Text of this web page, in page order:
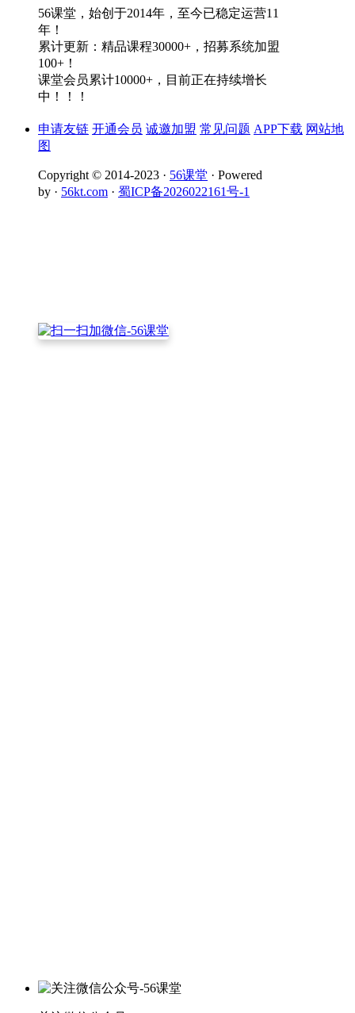
56课堂，始创于2014年，至今已稳定运营11
年！
累计更新：精品课程30000+，招募系统加盟
100+！
课堂会员累计10000+，目前正在持续增长
中！！！
申请友链 开通会员 诚邀加盟 常见问题 APP下载 网站地
图
Copyright © 2014-2023 · 56课堂 · Powered
by · 56kt.com · 蜀ICP备2026022161号-1